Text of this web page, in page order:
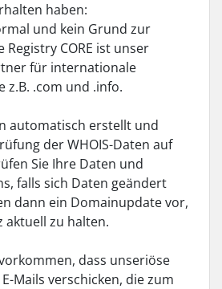
haben:
und kein Grund zur
CORE ist unser
für internationale
z.B. .com und .info.
automatisch erstellt und
der WHOIS-Daten auf
Sie Ihre Daten und
falls sich Daten geändert
dann ein Domainupdate vor,
aktuell zu halten.
dass unseriöse
Mails verschicken, die zum